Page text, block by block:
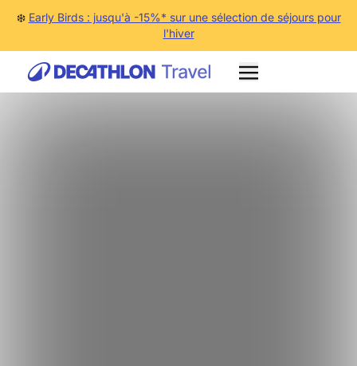
❄️ Early Birds : jusqu'à -15%* sur une sélection de séjours pour
l'hiver